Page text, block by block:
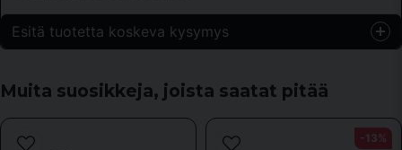
Esitä tuotetta koskeva kysymys
Kysy meiltä jotain tästä tuotteesta...
Muita suosikkeja, joista saatat pitää
-13%